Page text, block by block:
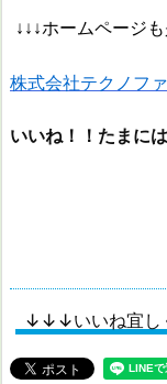
↓↓↓ホームページ
株式会社テクノフ
いいね！！たまに
↓↓↓いいね宜し